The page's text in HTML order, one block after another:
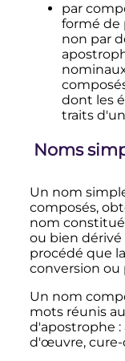
par
formé de
non par
dont les
traits
Noms
Un nom
composés,
nom
ou bien dérivé
procédé que
conversion ou
Un nom
mots réunis
d'apostrophe
d'œuvre,